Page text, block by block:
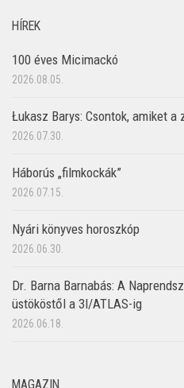
HÍREK
100 éves Micimackó
2026.08.05.
Łukasz Barys: Csontok, amiket a
2026.07.30.
Háborús „filmkockák”
2026.07.15.
Nyári könyves horoszkóp
2026.06.30.
Dr. Barna Barnabás: A
üstököstől a 3I/ATLAS-ig
2026.06.18.
MAGAZIN